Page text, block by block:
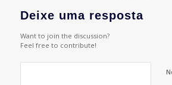
Deixe uma resposta
Want to join the discussion?
Feel free to contribute!